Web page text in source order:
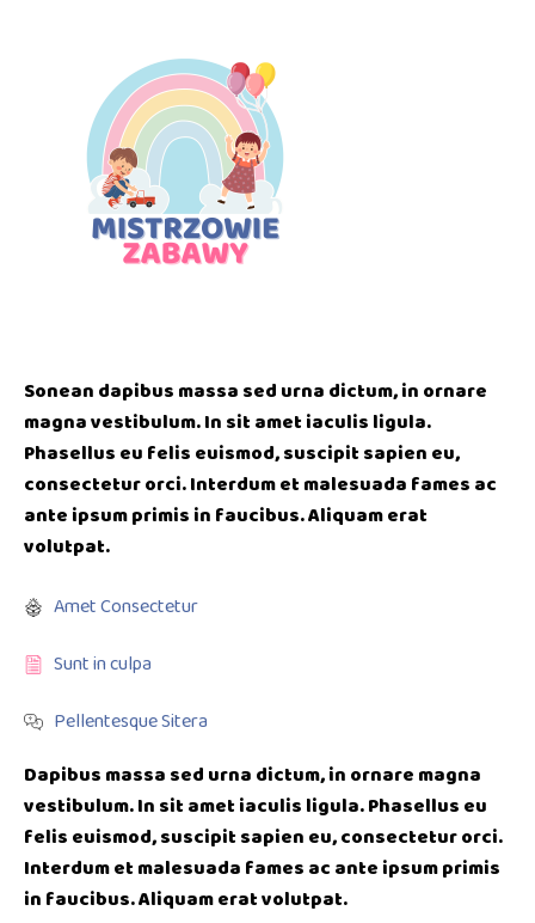
Sonean dapibus massa sed urna dictum, in ornare
magna vestibulum. In sit amet iaculis ligula.
Phasellus eu felis euismod, suscipit sapien eu,
consectetur orci. Interdum et malesuada fames ac
ante ipsum primis in faucibus. Aliquam erat
volutpat.
Amet Consectetur
Sunt in culpa
Pellentesque Sitera
Dapibus massa sed urna dictum, in ornare magna
vestibulum. In sit amet iaculis ligula. Phasellus eu
felis euismod, suscipit sapien eu, consectetur orci.
Interdum et malesuada fames ac ante ipsum primis
in faucibus. Aliquam erat volutpat.